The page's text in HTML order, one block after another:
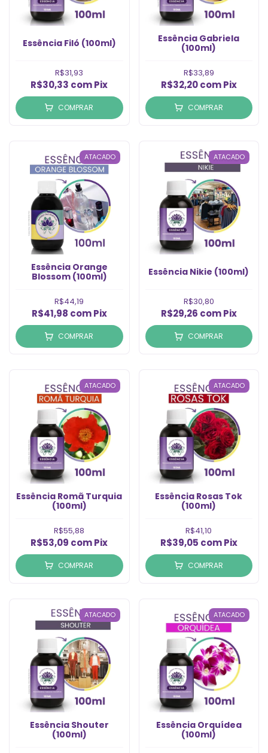
Essência Filó (100ml)
R$31,93
R$30,33 comPix
COMPRAR
Essência Gabriela
(100ml)
R$33,89
R$32,20com Pix
COMPRAR
ATACADO
Essência Orange
Blossom (100ml)
R$44,19
R$41,98 com Pix
COMPRAR
ATACADO
Essência Nikie (100ml)
R$30,80
R$29,26 com Pix
COMPRAR
ATACADO
Essência Romã Turquia
(100ml)
R$55,88
R$53,09 comPix
COMPRAR
ATACADO
Essência Rosas Tok
(100ml)
R$41,10
R$39,05 com Pix
COMPRAR
ATACADO
Essência Shouter
(100ml)
ATACADO
Essência Orquídea
(100ml)